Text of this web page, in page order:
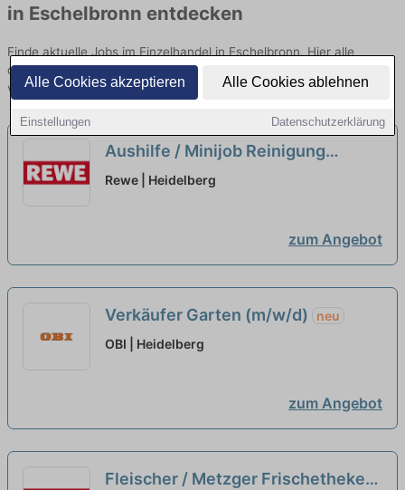
Alle Cookies akzeptieren Alle Cookies ablehnen
Einstellungen Datenschutzerklärung
in Eschelbronn entdecken
Finde aktuelle Jobs im Einzelhandel in Eschelbronn. Hier alle
offenen Stellenangebote im Verkauf, Vertrieb und Handel
vergleichen.
Aushilfe / Minijob Reinigung
(m/w/d)
Rewe | Heidelberg
zum Angebot
Verkäufer Garten (m/w/d)
neu
OBI | Heidelberg
zum Angebot
Fleischer / Metzger Frischetheke